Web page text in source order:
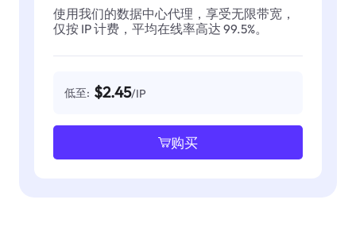
使用我们的数据中心代理，享受无限带宽，
仅按 IP 计费，平均在线率高达 99.5%。
低至: $2.45/IP
购买